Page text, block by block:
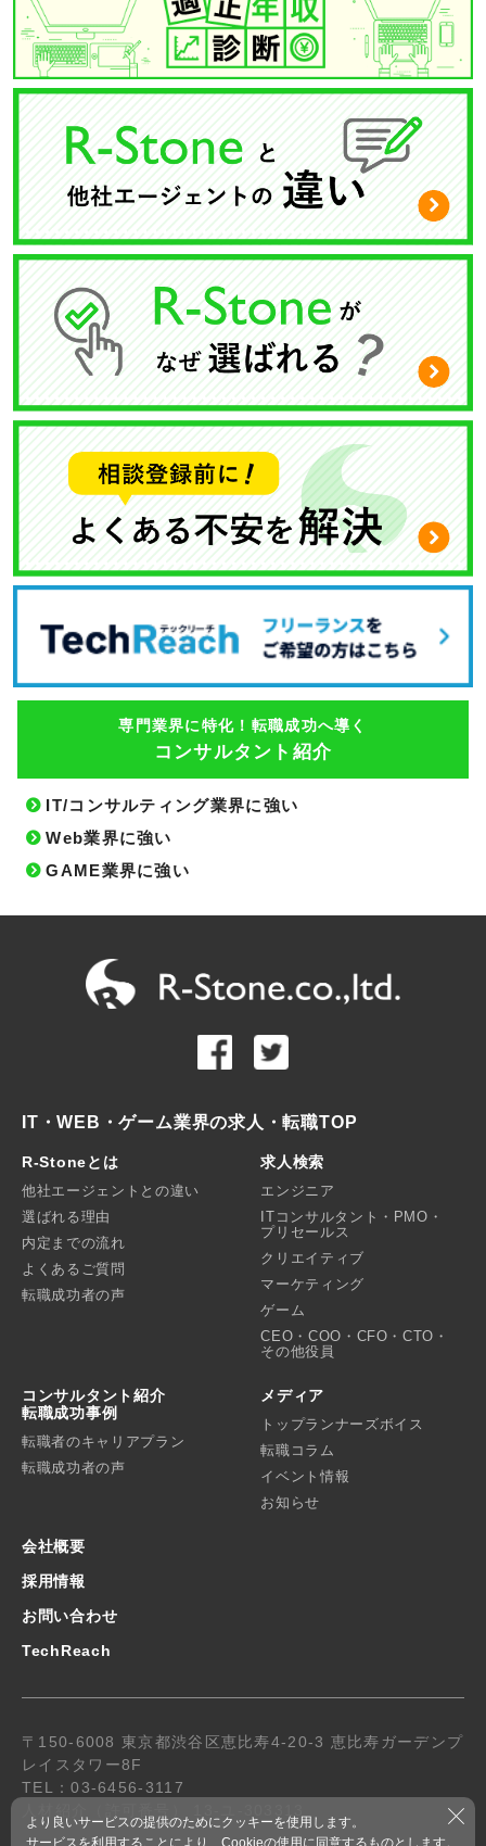
専門業界に特化！転職成功へ導く
コンサルタント紹介
IT/コンサルティング業界に強い
Web業界に強い
GAME業界に強い
IT・WEB・ゲーム業界の求人・転職TOP
R-Stoneとは
他社エージェントとの違い
選ばれる理由
内定までの流れ
よくあるご質問
転職成功者の声
求人検索
エンジニア
ITコンサルタント・PMO・
プリセールス
クリエイティブ
マーケティング
ゲーム
CEO・COO・CFO・CTO・
その他役員
コンサルタント紹介
転職成功事例
転職者のキャリアプラン
転職成功者の声
メディア
トップランナーズボイス
転職コラム
イベント情報
お知らせ
会社概要
採用情報
お問い合わせ
TechReach
〒150-6008 東京都渋谷区恵比寿4-20-3 恵比寿ガーデンプ
レイスタワー8F
TEL：03-6456-3117
より良いサービスの提供のためにクッキーを使用します。
サービスを利用することにより、Cookieの使用に同意するものとします。